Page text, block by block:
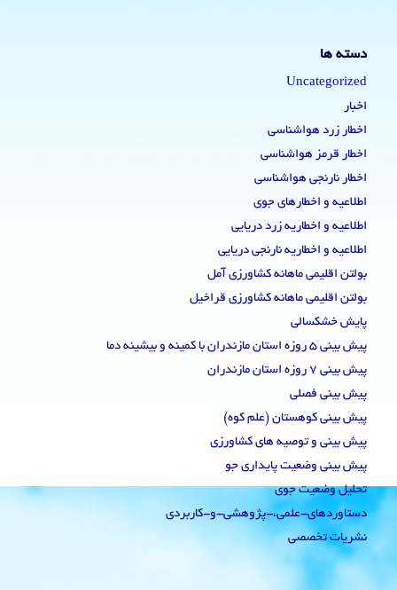
دسته ها
Uncategorized
اخبار
اخطار زرد هواشناسی
اخطار قرمز هواشناسی
اخطار نارنجی هواشناسی
اطلاعیه و اخطارهای جوی
اطلاعیه و اخطاریه زرد دریایی
اطلاعیه و اخطاریه نارنجی دریایی
بولتن اقلیمی ماهانه کشاورزی آمل
بولتن اقلیمی ماهانه کشاورزی قراخیل
پایش خشکسالی
پیش بینی 5 روزه استان مازندران با کمینه و بیشینه دما
پیش بینی 7 روزه استان مازندران
پیش بینی فصلی
پیش بینی کوهستان (علم کوه)
پیش بینی و توصیه های کشاورزی
پیش بینی وضعیت پایداری جو
تحلیل وضعیت جوی
دستاوردهای-علمی،-پژوهشی-و-کاربردی
نشریات تخصصی